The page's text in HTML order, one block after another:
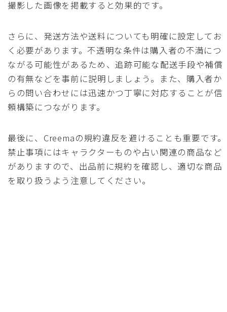
撮影した画像を掲載すると効果的です。
さらに、発送方法や送料についても明確に設定してお
く必要があります。不透明な条件は購入者の不満につ
ながる可能性があるため、追跡可能な配送手段や補償
の有無などを事前に説明しましょう。また、購入者か
らの問い合わせには迅速かつ丁寧に対応することが信
頼構築につながります。
最後に、Creemaの規約違反を避けることも重要です。
禁止事項にはキャラクターものや占い関連の商品など
がありますので、出品前に規約を確認し、適切な商品
を取り扱うよう注意してください。